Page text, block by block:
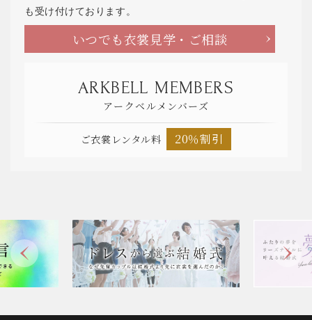
も受け付けております。
いつでも衣裳見学・ご相談
ARKBELL MEMBERS
アークベルメンバーズ
ご衣裳レンタル料 20％割引